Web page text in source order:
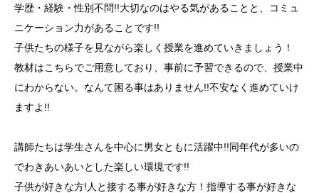
学歴・経験・性別不問!!大切なのはやる気があることと、コミュ
ニケーション力があることです!!
子供たちの様子を見ながら楽しく授業を進めていきましょう！
教材はこちらでご用意しており、事前に予習できるので、授業中
にわからない。なんて困る事はありません!!不安なく進めていけ
ますよ!!
講師たちは学生さんを中心に男女ともに活躍中!!同年代が多いの
でわきあいあいとした楽しい環境です!!
子供が好きな方!人と接する事が好きな方！指導する事が好きな